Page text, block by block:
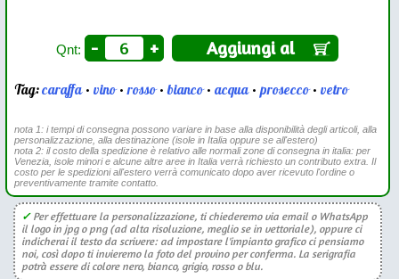
Qnt: - + Aggiungi al
Tag:caraffa•vino•rosso•bianco•acqua•prosecco•vetro
nota 1: i tempi di consegna possono variare in base alla disponibilità degli articoli, alla
personalizzazione, alla destinazione (isole in Italia oppure se all'estero)
nota 2: il costo della spedizione è relativo alle normali zone di consegna in italia: per
Venezia, isole minori e alcune altre aree in Italia verrà richiesto un contributo extra. Il
costo per le spedizioni all'estero verrà comunicato dopo aver ricevuto l'ordine o
preventivamente tramite contatto.
✓Per effettuare la personalizzazione, ti chiederemo via email o WhatsApp
il logo in jpg o png (ad alta risoluzione, meglio se in vettoriale), oppure ci
indicherai il testo da scrivere: ad impostare l'impianto grafico ci pensiamo
noi, così dopo ti invieremo la foto del provino per conferma. La serigrafia
potrà essere di colore nero, bianco, grigio, rosso o blu.